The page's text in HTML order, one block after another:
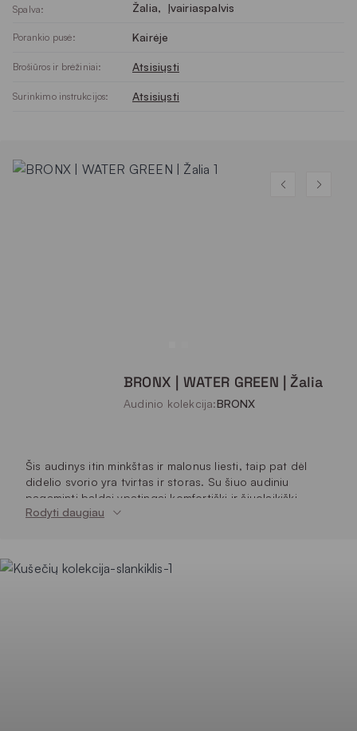
Spalva: Žalia, Įvairiaspalvis
Porankio pusė: Kairėje
Brošiūros ir brėžiniai: Atsisiųsti
Surinkimo instrukcijos: Atsisiųsti
BRONX | WATER GREEN | Žalia
Audinio kolekcija:BRONX
Šis audinys itin minkštas ir malonus liesti, taip pat dėl
didelio svorio yra tvirtas ir storas. Su šiuo audiniu
pagaminti baldai ypatingai komfortiški ir šiuolaikiški.
Svoris (g/m²) 615
Rodyti daugiau